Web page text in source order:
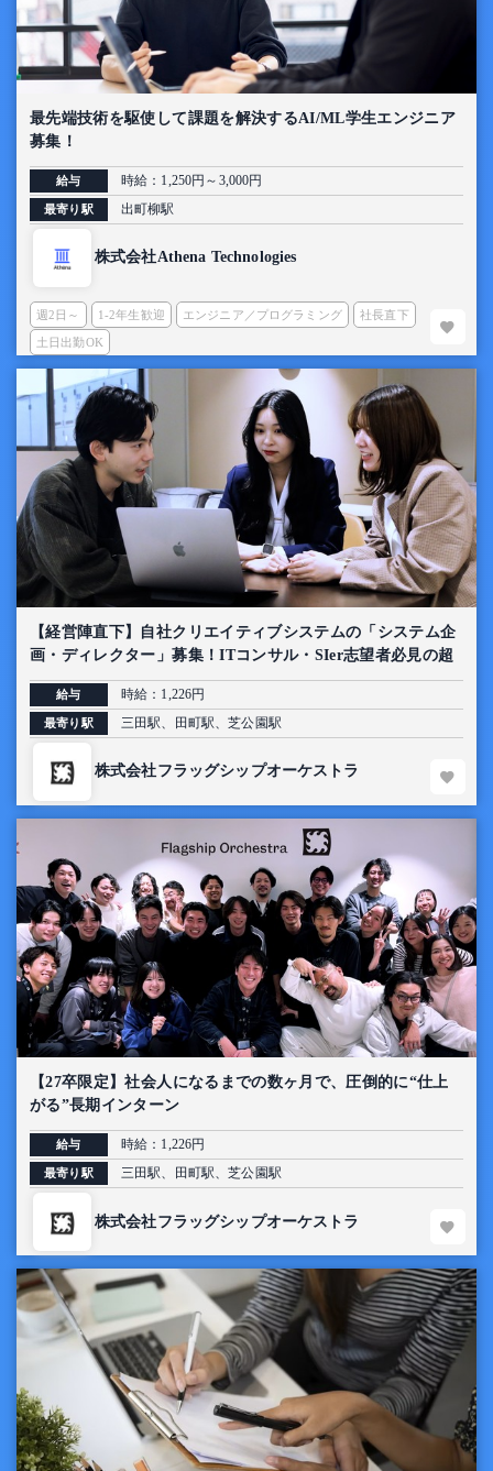
最先端技術を駆使して課題を解決するAI/ML学生エンジニア
募集！
給与 時給：1,250円～3,000円
最寄り駅 出町柳駅
株式会社Athena Technologies
週2日～ 1-2年生歓迎 エンジニア／プログラミング 社長直下
土日出勤OK
【経営陣直下】自社クリエイティブシステムの「システム企
画・ディレクター」募集！ITコンサル・SIer志望者必見の超
上流インターン【AI導入プロジェクト】
給与 時給：1,226円
最寄り駅 三田駅、田町駅、芝公園駅
株式会社フラッグシップオーケストラ
【27卒限定】社会人になるまでの数ヶ月で、圧倒的に“仕上
がる”長期インターン
給与 時給：1,226円
最寄り駅 三田駅、田町駅、芝公園駅
株式会社フラッグシップオーケストラ